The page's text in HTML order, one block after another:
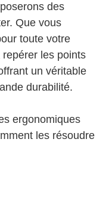
des
Que vous
toute votre
les points
un véritable
durabilité.